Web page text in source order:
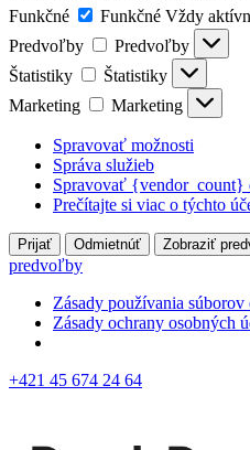
Funkčné
Funkčné Vždy
Predvoľby
Predvoľby
Štatistiky
Štatistiky
Marketing
Marketing
Spravovať možnosti
Správa služieb
Spravovať {vendor_count}
Prečítajte si viac o týchto
Prijať Odmietnúť Zobraziť
predvoľby
Zásady používania súborov
Zásady ochrany osobných
+421 45 674 24 64